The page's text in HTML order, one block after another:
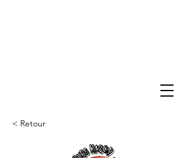
< Retour